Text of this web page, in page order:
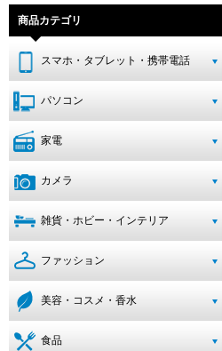
商品カテゴリ
スマホ・タブレット・携帯電話
パソコン
家電
カメラ
雑貨・ホビー・インテリア
ファッション
美容・コスメ・香水
食品